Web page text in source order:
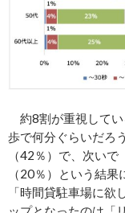
約8割が重視してい
歩で何分ぐらいだろ
（42％）で、次い
（20％）という結果
「時間貸駐車場に